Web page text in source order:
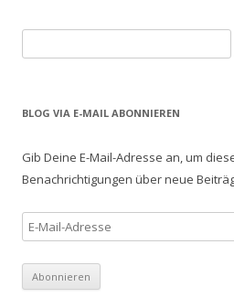
u
h
n
a
h
:
BLOG VIA E-MAIL ABONNIEREN
Gib Deine E-Mail-Adresse an, um
Benachrichtigungen über neue
-
M
a